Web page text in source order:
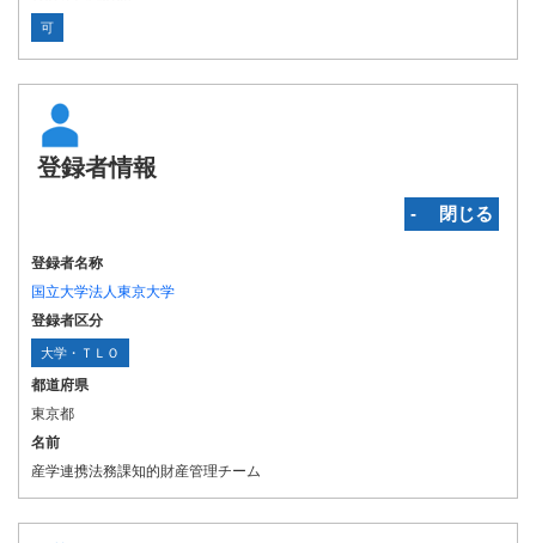
可
登録者情報
‐ 閉じる
登録者名称
国立大学法人東京大学
登録者区分
大学・ＴＬＯ
都道府県
東京都
名前
産学連携法務課知的財産管理チーム